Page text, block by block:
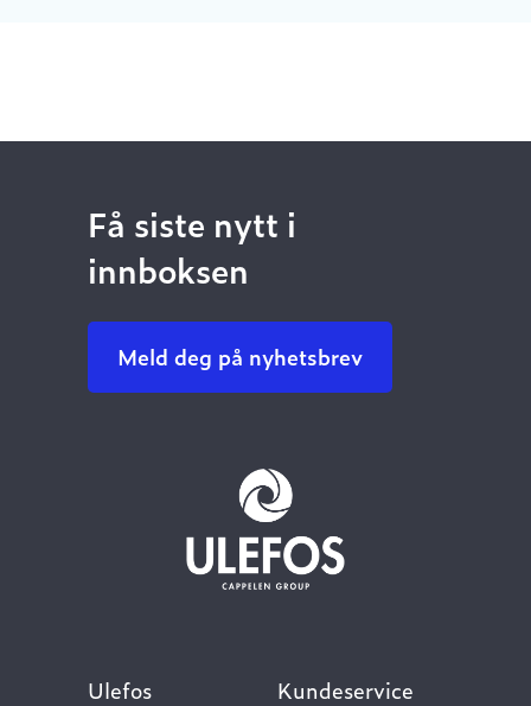
Få siste nytt i
innboksen
Meld deg på nyhetsbrev
Ulefos Kundeservice